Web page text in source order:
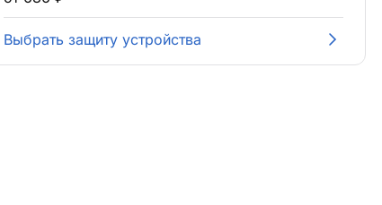
Выбрать защиту устройства